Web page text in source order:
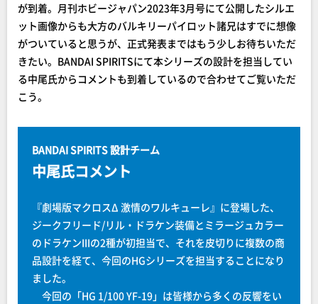
が到着。月刊ホビージャパン2023年3月号にて公開したシルエ
ット画像からも大方のバルキリーパイロット諸兄はすでに想像
がついていると思うが、正式発表まではもう少しお待ちいただ
きたい。BANDAI SPIRITSにて本シリーズの設計を担当してい
る中尾氏からコメントも到着しているので合わせてご覧いただ
こう。
BANDAI SPIRITS 設計チーム
中尾氏コメント
『劇場版マクロスΔ 激情のワルキューレ』に登場した、
ジークフリード/リル・ドラケン装備とミラージュカラー
のドラケンIIIの2種が初担当で、それを皮切りに複数の商
品設計を経て、今回のHGシリーズを担当することになり
ました。
今回の「HG 1/100 YF-19」は皆様から多くの反響をい